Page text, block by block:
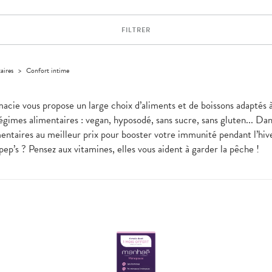
FILTRER
> Confort intime
vous propose un large choix d’aliments et de boissons
alimentaires : vegan, hyposodé, sans sucre, sans gluten...
au meilleur prix pour booster votre immunité pendant
? Pensez aux vitamines, elles vous aident à garder la pêche !